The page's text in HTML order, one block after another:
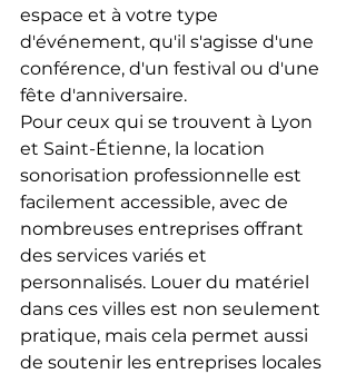
espace et à votre type
d'événement, qu'il s'agisse d'une
conférence, d'un festival ou d'une
fête d'anniversaire.
Pour ceux qui se trouvent à Lyon
et Saint-Étienne, la location
sonorisation professionnelle est
facilement accessible, avec de
nombreuses entreprises offrant
des services variés et
personnalisés. Louer du matériel
dans ces villes est non seulement
pratique, mais cela permet aussi
de soutenir les entreprises locales